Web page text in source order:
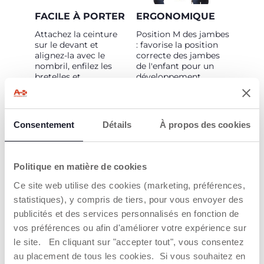
Consentement Détails À propos des cookies
Politique en matière de cookies
Ce site web utilise des cookies (marketing, préférences,
statistiques), y compris de tiers, pour vous envoyer des
publicités et des services personnalisés en fonction de
vos préférences ou afin d'améliorer votre expérience sur
le site. En cliquant sur "accepter tout", vous consentez
au placement de tous les cookies. Si vous souhaitez en
FACILE À PORTER
Attachez la ceinture
sur le devant et
alignez-la avec le
nombril, enfilez les
bretelles et
bretelles dans le dos
et faites un double
nœud.
ERGONOMIQUE
Position M des jambes
: favorise la position
correcte des jambes
de l'enfant pour un
développement
hanche. Position "C"
du dos. Soutien de la
tête et du cou.
CARACTÉRISTIQU
HYGIÈNE
MAXIMALE